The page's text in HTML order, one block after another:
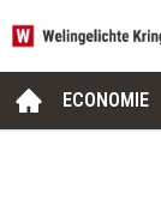
ECONOMIE